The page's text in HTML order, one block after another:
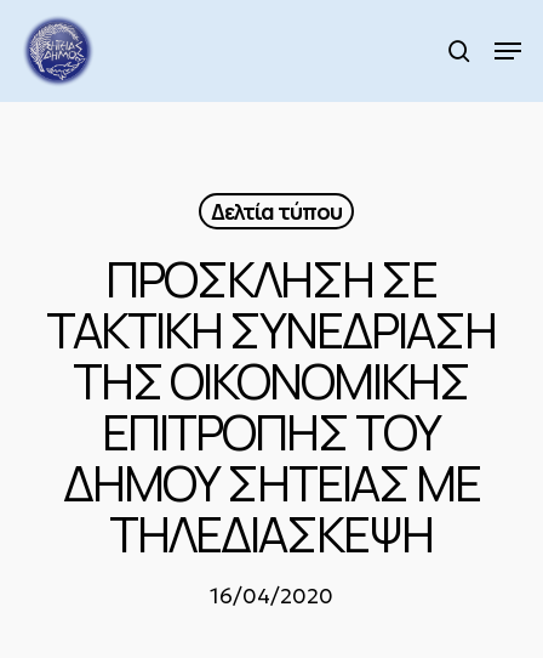
main
content
search
Δελτία τύπου
ΠΡΟΣΚΛΗΣΗ ΣΕ
ΤΑΚΤΙΚΗ ΣΥΝΕΔΡΙΑΣΗ
ΤΗΣ ΟΙΚΟΝΟΜΙΚΗΣ
ΕΠΙΤΡΟΠΗΣ ΤΟΥ
ΔΗΜΟΥ ΣΗΤΕΙΑΣ ΜΕ
ΤΗΛΕΔΙΑΣΚΕΨΗ
16/04/2020
Menu